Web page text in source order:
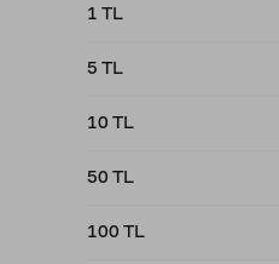
1 TL
5 TL
10 TL
50 TL
100 TL